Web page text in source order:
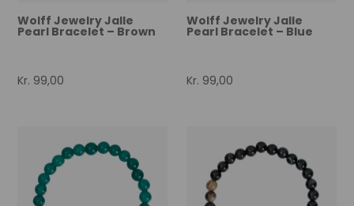
Wolff Jewelry Jalle
Pearl Bracelet – Brown
Kr. 99,00
Wolff Jewelry Jalle
Pearl Bracelet – Blue
Kr. 99,00